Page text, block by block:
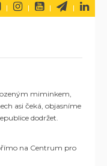
miminkem,
asi čeká, objasníme
dodržet.
na Centrum pro